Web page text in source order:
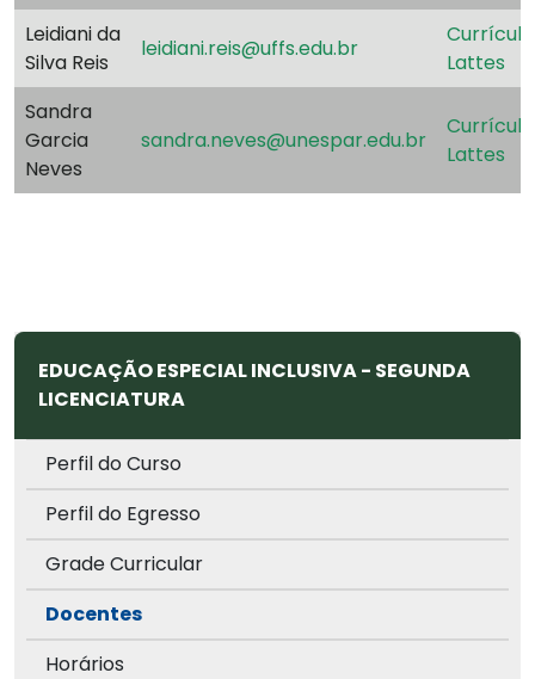
Leidiani da
Silva Reis
leidiani.reis@uffs.edu.br
Currículo
Lattes
Sandra
Garcia
Neves
sandra.neves@unespar.edu.br
Currículo
Lattes
EDUCAÇÃO ESPECIAL INCLUSIVA - SEGUNDA
LICENCIATURA
Perfil do Curso
Perfil do Egresso
Grade Curricular
Docentes
Horários